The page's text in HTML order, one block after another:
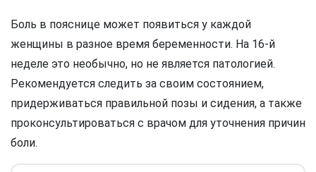
Боль в пояснице может появиться у каждой
женщины в разное время беременности. На 16-й
неделе это необычно, но не является патологией.
Рекомендуется следить за своим состоянием,
придерживаться правильной позы и сидения, а также
проконсультироваться с врачом для уточнения причин
боли.